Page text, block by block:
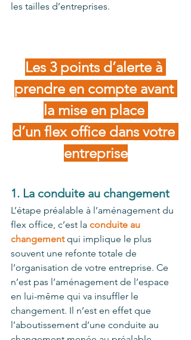
les tailles d’entreprises.
Les 3 points d’alerte à
prendre en compte avant
la mise en place
d’un flex office dans votre
entreprise
1. La conduite au changement
L’étape préalable à l’aménagement du
flex office, c’est la conduite au
changement qui implique le plus
souvent une refonte totale de
l’organisation de votre entreprise. Ce
n’est pas l’aménagement de l’espace
en lui-même qui va insuffler le
changement. Il n’est en effet que
l’aboutissement d’une conduite au